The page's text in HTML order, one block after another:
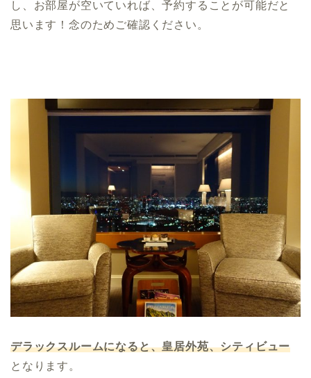
し、お部屋が空いていれば、予約することが可能だと
思います！念のためご確認ください。
デラックスルームになると、皇居外苑、シティビュー
となります。